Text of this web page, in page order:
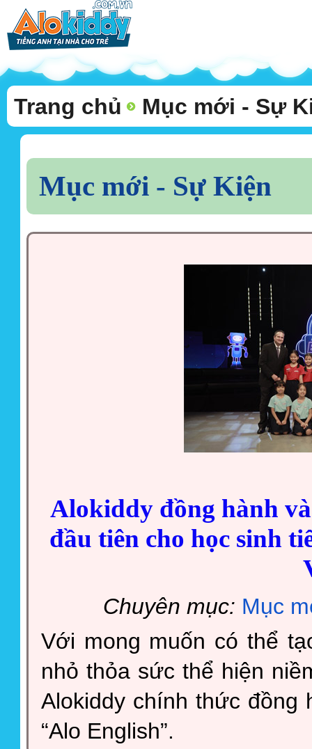
Trang chủ Mục mới - Sự
Mục mới - Sự Kiện
Alokiddy đồng hành
đầu tiên cho học sinh
Chuyên mục: Mục
Với mong muốn có thể
nhỏ thỏa sức thể hiện
Alokiddy chính thức đồng
“Alo English”.